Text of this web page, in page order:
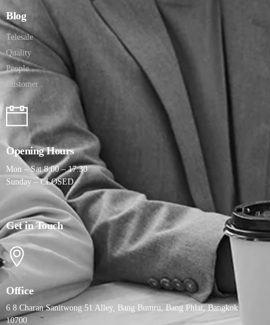
Blog
Telesale
Quality
People
Customer
Opening Hours
Mon – Sat 8:00 – 17:30
Sunday – CLOSED
Get in Touch
Office
6 8 Charan Sanitwong 51 Alley, Bang Bumru, Bang Phlat, Bangkok
10700